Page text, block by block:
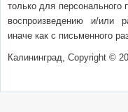
только для
воспроизведению и/или
иначе как с письменного
Калининград, Copyright ©